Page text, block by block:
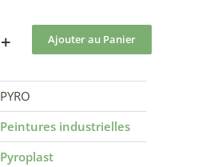
+
PYRO
Peintures industrielles
Pyroplast